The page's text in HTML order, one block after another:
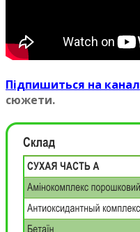
Пiдпишиться на канал
сюжети.